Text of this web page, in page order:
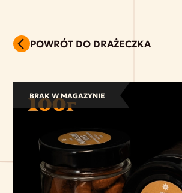
POWRÓT DO DRAŻECZKA
BRAK W MAGAZYNIE